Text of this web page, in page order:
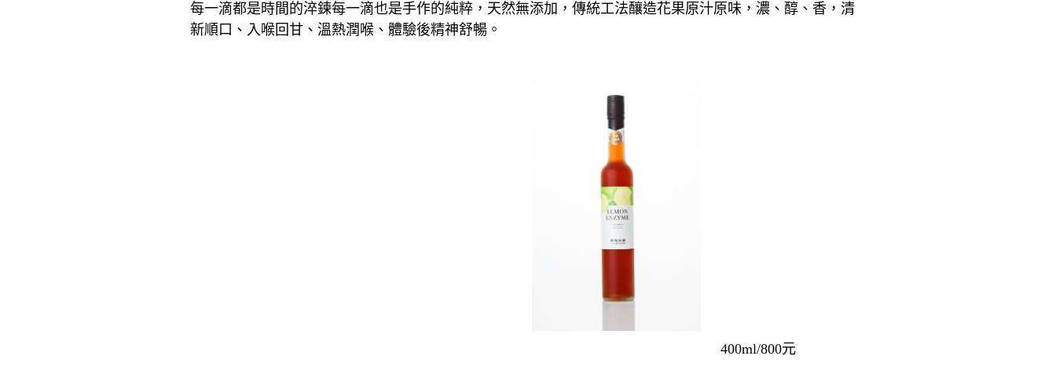
每一滴都是時間的淬鍊每一滴也是手作的純粹，天然無添加，傳統工法釀造花果原汁原味，濃、醇、香，清
新順口、入喉回甘、溫熱潤喉、 體驗後精神舒暢。
400ml/800元